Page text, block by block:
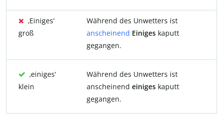
‚Einiges‘
groß
Während des Unwetters ist
anscheinend Einiges kaputt
gegangen.
‚einiges‘
klein
Während des Unwetters ist
anscheinend einiges kaputt
gegangen.